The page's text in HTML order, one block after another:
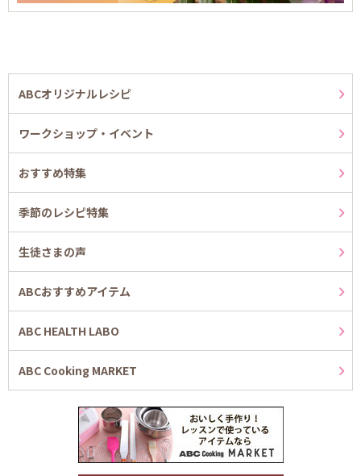
ABCオリジナルレシピ
ワークショップ・イベント
おすすめ特集
季節のレシピ特集
生徒さまの声
ABCおすすめアイテム
ABC HEALTH LABO
ABC Cooking MARKET